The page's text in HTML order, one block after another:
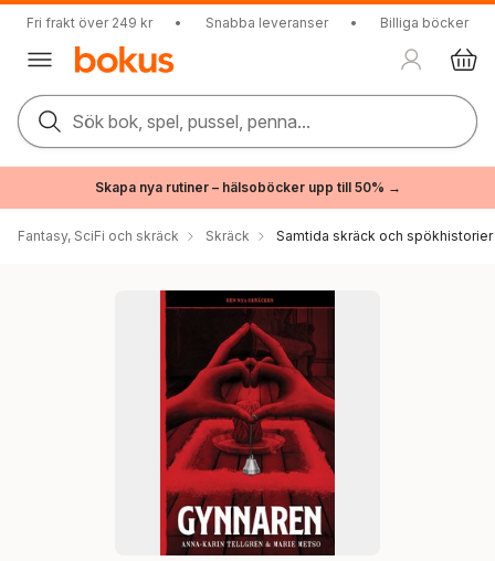
Fri frakt över 249 kr • Snabba leveranser • Billiga böcker
Sök bok, spel, pussel, penna...
Skapa nya rutiner – hälsoböcker upp till 50% →
Fantasy, SciFi och skräck Skräck Samtida skräck och spökhistorier